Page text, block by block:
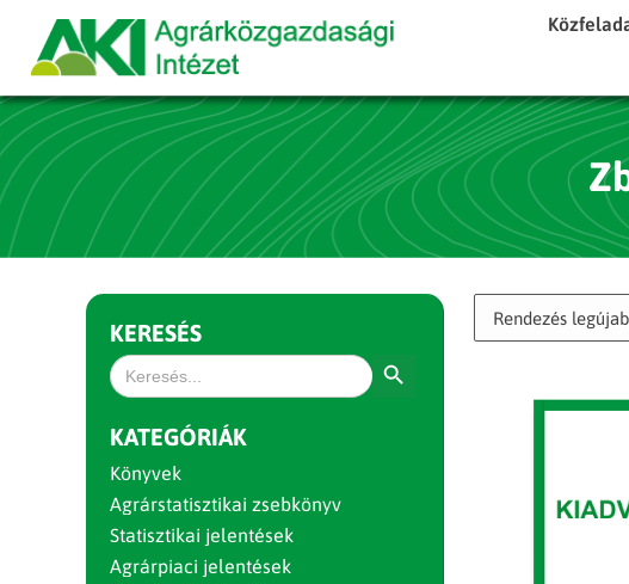
KERESÉS
Search
for:
KATEGÓRIÁK
Könyvek
Agrárstatisztikai zsebkönyv
Statisztikai jelentések
Agrárpiaci jelentések